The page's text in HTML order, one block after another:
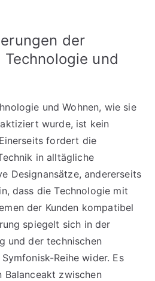
der
und
und Wohnen, wie sie
wurde, ist kein
fordert die
in alltägliche
Designansätze, andererseits
dass die Technologie mit
der Kunden kompatibel
spiegelt sich in der
und der technischen
Reihe wider. Es
Balanceakt zwischen